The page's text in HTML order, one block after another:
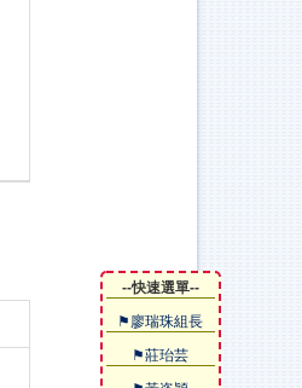
--快速選單--
⚑廖瑞珠組長
⚑莊珆芸